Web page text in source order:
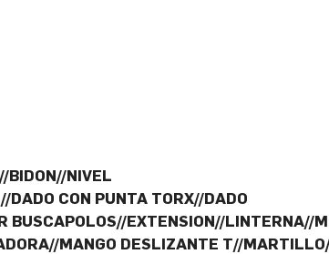
BIDON//NIVEL
CON PUNTA TORX//DADO
EXTENSION//LINTERNA//
MANGO DESLIZANTE T//